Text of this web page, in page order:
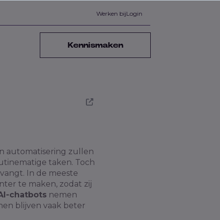
Werken bijLogin
Kennismaken
automatisering zullen
taken. Toch
In de meeste
te maken, zodat zij
chatbots nemen
blijven vaak beter